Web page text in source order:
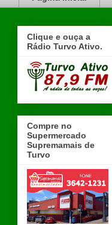
Clique e ouça a
Rádio Turvo Ativo.
Compre no
Supermercado
Supremamais de
Turvo